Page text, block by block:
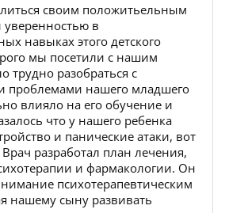
своим положитьельным
в
навыках этого детского
мы посетили с нашим
разобраться с
проблемами нашего младшего
влияло на его обучение и
что у нашего ребенка
и панические атаки, вот
разработал план лечения,
и фармакологии. Он
психотерапевтическим
нашему сыну развивать